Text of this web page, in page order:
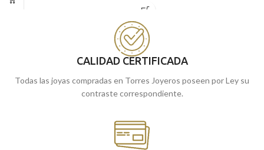
burlón
enOro amarillo de 18 kilates.
edades y que conserven para toda la
vida.
Puedes encontrarla en nuestras
online y te la enviamos a casa.
CALIDAD CERTIFICADA
Todas las joyas compradas en Torres Joyeros poseen por Ley su
contraste correspondiente.